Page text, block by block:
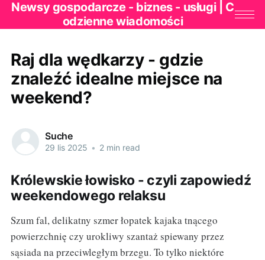
Newsy gospodarcze - biznes - usługi | C
odzienne wiadomości
Raj dla wędkarzy - gdzie
znaleźć idealne miejsce na
weekend?
Suche
29 lis 2025 • 2 min read
Królewskie łowisko - czyli zapowiedź
weekendowego relaksu
Szum fal, delikatny szmer łopatek kajaka tnącego
powierzchnię czy urokliwy szantaż spiewany przez
sąsiada na przeciwległym brzegu. To tylko niektóre